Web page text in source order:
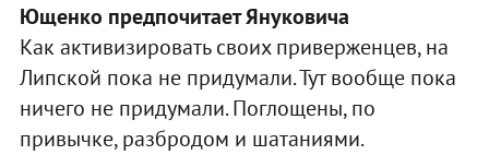
Ющенко предпочитает Януковича
Как активизировать своих приверженцев, на
Липской пока не придумали. Тут вообще пока
ничего не придумали. Поглощены, по
привычке, разбродом и шатаниями.